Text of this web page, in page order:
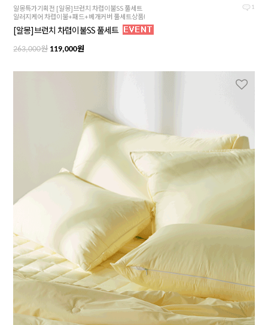
1
알몽특가기획전 [알몽]브런치 차렵이불SS 풀세트
알러지케어 차렵이불+패드+베개커버 풀세트상품!
[알몽]브런치 차렵이불SS 풀세트
263,000원119,000원